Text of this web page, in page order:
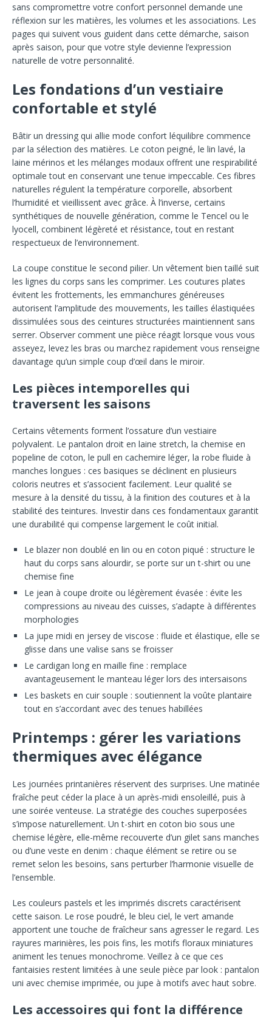
sans compromettre votre confort personnel demande une
réflexion sur les matières, les volumes et les associations. Les
pages qui suivent vous guident dans cette démarche, saison
après saison, pour que votre style devienne l’expression
naturelle de votre personnalité.
Les fondations d’un vestiaire
confortable et stylé
Bâtir un dressing qui allie mode confort léquilibre commence
par la sélection des matières. Le coton peigné, le lin lavé, la
laine mérinos et les mélanges modaux offrent une respirabilité
optimale tout en conservant une tenue impeccable. Ces fibres
naturelles régulent la température corporelle, absorbent
l’humidité et vieillissent avec grâce. À l’inverse, certains
synthétiques de nouvelle génération, comme le Tencel ou le
lyocell, combinent légèreté et résistance, tout en restant
respectueux de l’environnement.
La coupe constitue le second pilier. Un vêtement bien taillé suit
les lignes du corps sans les comprimer. Les coutures plates
évitent les frottements, les emmanchures généreuses
autorisent l’amplitude des mouvements, les tailles élastiquées
dissimulées sous des ceintures structurées maintiennent sans
serrer. Observer comment une pièce réagit lorsque vous vous
asseyez, levez les bras ou marchez rapidement vous renseigne
davantage qu’un simple coup d’œil dans le miroir.
Les pièces intemporelles qui
traversent les saisons
Certains vêtements forment l’ossature d’un vestiaire
polyvalent. Le pantalon droit en laine stretch, la chemise en
popeline de coton, le pull en cachemire léger, la robe fluide à
manches longues : ces basiques se déclinent en plusieurs
coloris neutres et s’associent facilement. Leur qualité se
mesure à la densité du tissu, à la finition des coutures et à la
stabilité des teintures. Investir dans ces fondamentaux garantit
une durabilité qui compense largement le coût initial.
Le blazer non doublé en lin ou en coton piqué : structure le
haut du corps sans alourdir, se porte sur un t-shirt ou une
chemise fine
Le jean à coupe droite ou légèrement évasée : évite les
compressions au niveau des cuisses, s’adapte à différentes
morphologies
La jupe midi en jersey de viscose : fluide et élastique, elle se
glisse dans une valise sans se froisser
Le cardigan long en maille fine : remplace
avantageusement le manteau léger lors des intersaisons
Les baskets en cuir souple : soutiennent la voûte plantaire
tout en s’accordant avec des tenues habillées
Printemps : gérer les variations
thermiques avec élégance
Les journées printanières réservent des surprises. Une matinée
fraîche peut céder la place à un après-midi ensoleillé, puis à
une soirée venteuse. La stratégie des couches superposées
s’impose naturellement. Un t-shirt en coton bio sous une
chemise légère, elle-même recouverte d’un gilet sans manches
ou d’une veste en denim : chaque élément se retire ou se
remet selon les besoins, sans perturber l’harmonie visuelle de
l’ensemble.
Les couleurs pastels et les imprimés discrets caractérisent
cette saison. Le rose poudré, le bleu ciel, le vert amande
apportent une touche de fraîcheur sans agresser le regard. Les
rayures marinières, les pois fins, les motifs floraux miniatures
animent les tenues monochrome. Veillez à ce que ces
fantaisies restent limitées à une seule pièce par look : pantalon
uni avec chemise imprimée, ou jupe à motifs avec haut sobre.
Les accessoires qui font la différence